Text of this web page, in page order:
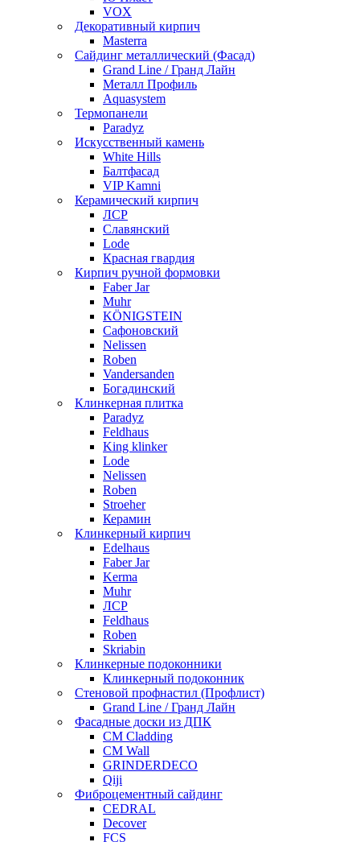
VOX
Декоративный кирпич
Masterra
Сайдинг металлический (Фасад)
Grand Line / Гранд Лайн
Металл Профиль
Aquasystem
Термопанели
Paradyz
Искусственный камень
White Hills
Балтфасад
VIP Kamni
Керамический кирпич
ЛСР
Славянский
Lode
Красная гвардия
Кирпич ручной формовки
Faber Jar
Muhr
KÖNIGSTEIN
Сафоновский
Nelissen
Roben
Vandersanden
Богадинский
Клинкерная плитка
Paradyz
Feldhaus
King klinker
Lode
Nelissen
Roben
Stroeher
Керамин
Клинкерный кирпич
Edelhaus
Faber Jar
Kerma
Muhr
ЛСР
Feldhaus
Roben
Skriabin
Клинкерные подоконники
Клинкерный подоконник
Стеновой профнастил (Профлист)
Grand Line / Гранд Лайн
Фасадные доски из ДПК
CM Cladding
CM Wall
GRINDERDECO
Qiji
Фиброцементный сайдинг
CEDRAL
Decover
FCS